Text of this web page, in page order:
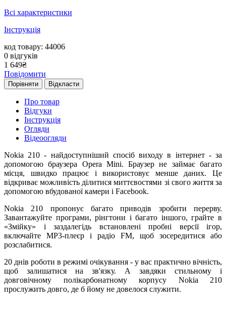
Всі характеристики
Інструкція
код товару: 44006
0 відгуків
1 649₴
Повідомити
Порівняти Відкласти
Про товар
Відгуки
Інструкція
Огляди
Відеоогляди
Nokia 210 - найдоступніший спосіб виходу в інтернет - за
допомогою браузера Opera Mini. Браузер не займає багато
місця, швидко працює і використовує менше даних. Це
відкриває можливість ділитися миттєвостями зі свого життя за
допомогою вбудованої камери і Facebook.
Nokia 210 пропонує багато приводів зробити перерву.
Завантажуйте програми, рінгтони і багато іншого, грайте в
«Змійку» і заздалегідь встановлені пробні версії ігор,
включайте MP3-плеєр і радіо FM, щоб зосередитися або
розслабитися.
20 днів роботи в режимі очікування - у вас практично вічність,
щоб залишатися на зв'язку. А завдяки стильному і
довговічному полікарбонатному корпусу Nokia 210
прослужить довго, де б йому не довелося служити.